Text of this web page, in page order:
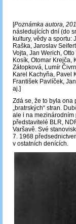
[Poznámka autora,
následujících dní (do
kultury, vědy a sportu:
Raška, Jaroslav
Vojta, Jan Werich,
Kosík, Otomar Krejča,
Zátopková, Lumír
Karel Kachyňa, Pavel
František Pavlíček,
aj.]
Zdá se, že to byla ona
„bratrských“ stran.
ale i na mezinárodním
představitelé BLR,
Varšavě. Své
7. 1968
v ostatních denících.